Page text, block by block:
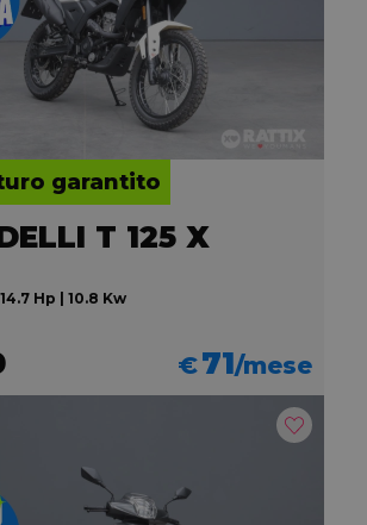
garantito
T 125 X
Hp | 10.8 Kw
€71/mese